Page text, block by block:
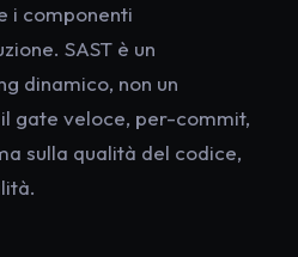
i componenti
SAST è un
dinamico, non un
gate veloce, per-commit,
sulla qualità del codice,